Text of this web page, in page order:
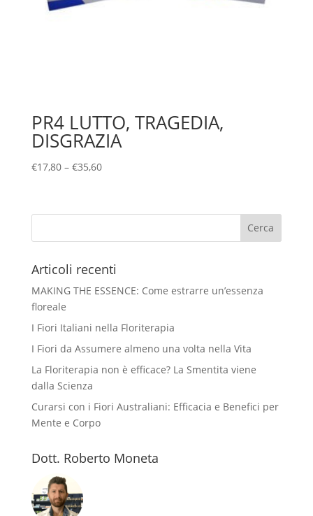
PR4 LUTTO, TRAGEDIA,
DISGRAZIA
€17,80– €35,60
Articoli recenti
MAKING THE ESSENCE: Come estrarre un’essenza
floreale
I Fiori Italiani nella Floriterapia
I Fiori da Assumere almeno una volta nella Vita
La Floriterapia non è efficace? La Smentita viene
dalla Scienza
Curarsi con i Fiori Australiani: Efficacia e Benefici per
Mente e Corpo
Dott. Roberto Moneta